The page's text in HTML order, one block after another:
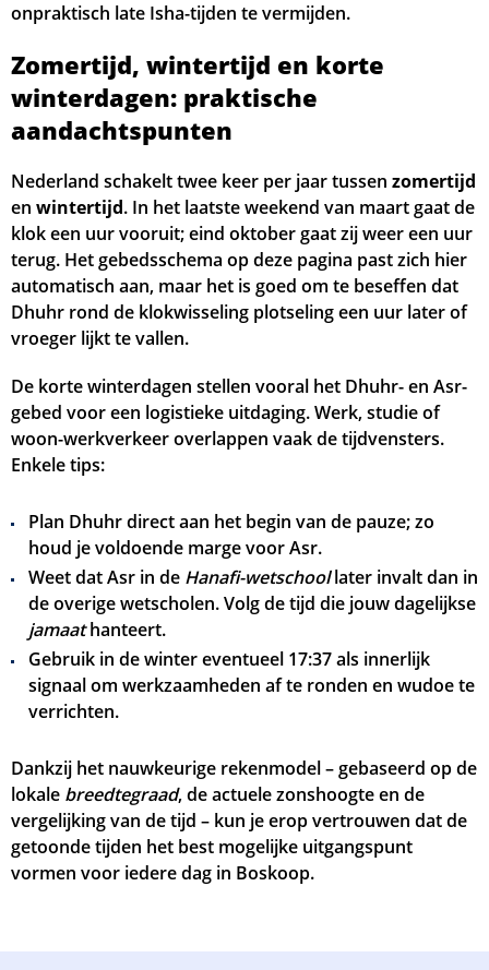
onpraktisch late Isha-tijden te vermijden.
Zomertijd, wintertijd en korte
winterdagen: praktische
aandachtspunten
Nederland schakelt twee keer per jaar tussen zomertijd
en wintertijd. In het laatste weekend van maart gaat de
klok een uur vooruit; eind oktober gaat zij weer een uur
terug. Het gebedsschema op deze pagina past zich hier
automatisch aan, maar het is goed om te beseffen dat
Dhuhr rond de klokwisseling plotseling een uur later of
vroeger lijkt te vallen.
De korte winterdagen stellen vooral het Dhuhr- en Asr-
gebed voor een logistieke uitdaging. Werk, studie of
woon-werkverkeer overlappen vaak de tijdvensters.
Enkele tips:
Plan Dhuhr direct aan het begin van de pauze; zo
houd je voldoende marge voor Asr.
Weet dat Asr in de Hanafi-wetschoollater invalt dan in
de overige wetscholen. Volg de tijd die jouw dagelijkse
jamaathanteert.
Gebruik in de winter eventueel 17:37als innerlijk
signaal om werkzaamheden af te ronden en wudoe te
verrichten.
Dankzij het nauwkeurige rekenmodel – gebaseerd op de
lokale breedtegraad, de actuele zonshoogte en de
vergelijking van de tijd – kun je erop vertrouwen dat de
getoonde tijden het best mogelijke uitgangspunt
vormen voor iedere dag in Boskoop.